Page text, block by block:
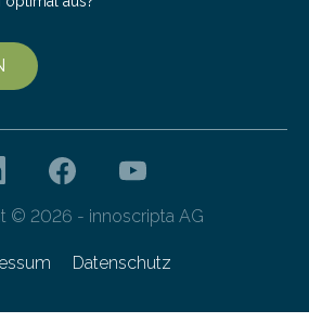
© 2026 - innoscripta AG
Datenschutz